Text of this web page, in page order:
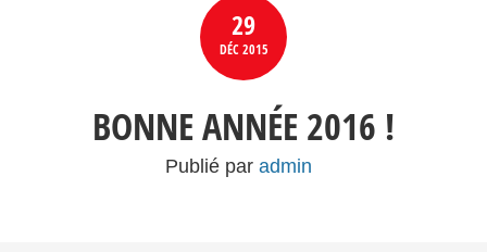
29
DÉC2015
BONNE ANNÉE 2016 !
Publié par admin